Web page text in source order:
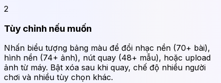
2
Tùy chỉnh nếu muốn
Nhấn biểu tượng bảng màu để đổi nhạc nền (70+ bài),
hình nền (74+ ảnh), nút quay (48+ mẫu), hoặc upload
ảnh từ máy. Bật xóa sau khi quay, chế độ nhiều người
chơi và nhiều tùy chọn khác.